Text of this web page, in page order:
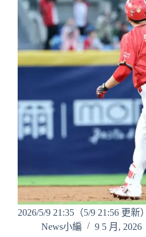
2026/5/9 21:35（5/9 21:56 更
News小編
9 5 月, 2026